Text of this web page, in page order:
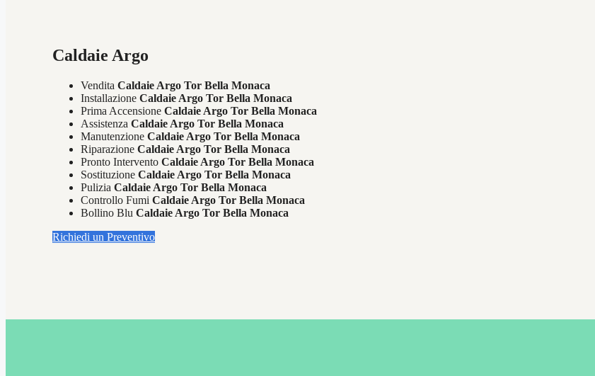
Caldaie Argo
VenditaCaldaie Argo Tor Bella Monaca
InstallazioneCaldaie Argo Tor Bella Monaca
Prima AccensioneCaldaie Argo Tor Bella Monaca
AssistenzaCaldaie Argo Tor Bella Monaca
ManutenzioneCaldaie Argo Tor Bella Monaca
RiparazioneCaldaie Argo Tor Bella Monaca
Pronto InterventoCaldaie Argo Tor Bella Monaca
SostituzioneCaldaie Argo Tor Bella Monaca
PuliziaCaldaie Argo Tor Bella Monaca
Controllo FumiCaldaie Argo Tor Bella Monaca
Bollino BluCaldaie Argo Tor Bella Monaca
Richiedi un Preventivo